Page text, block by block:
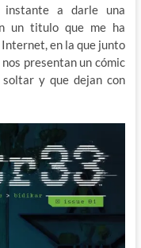
a darle una
un titulo que me ha
en la que junto
presentan un cómic
y que dejan con